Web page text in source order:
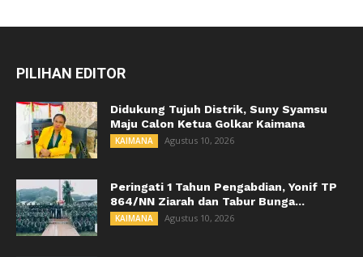
PILIHAN EDITOR
Didukung Tujuh Distrik, Suny Syamsu
Maju Calon Ketua Golkar Kaimana
KAIMANA Agustus 10, 2026
Peringati 1 Tahun Pengabdian, Yonif TP
864/NN Ziarah dan Tabur Bunga...
KAIMANA Agustus 10, 2026